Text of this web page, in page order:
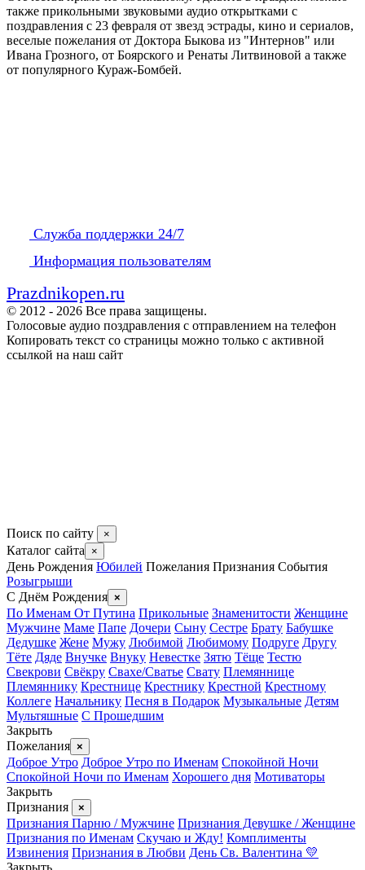
также прикольными звуковыми аудио открытками с
поздравления с 23 февраля от звезд эстрады, кино и сериалов,
веселые пожелания от Доктора Быкова из "Интернов" или
Ивана Грозного, от Боярского и Ренаты Литвиновой а также
от популярного Кураж-Бомбей.
Служба поддержки 24/7
Информация пользователям
Prazdnikopen.ru
© 2012 - 2026 Все права защищены.
Голосовые аудио поздравления с отправлением на телефон
Копировать текст со страницы можно только с активной
ссылкой на наш сайт
Поиск по сайту ×
Каталог сайта ×
День Рождения Юбилей Пожелания Признания События
Розыгрыши
С Днём Рождения ×
По Именам От Путина Прикольные Знаменитости Женщине
Мужчине Маме Папе Дочери Сыну Сестре Брату Бабушке
Дедушке Жене Мужу Любимой Любимому Подруге Другу
Тёте Дяде Внучке Внуку Невестке Зятю Тёще Тестю
Свекрови Свёкру Свахе/Сватье Свату Племяннице
Племяннику Крестнице Крестнику Крестной Крестному
Коллеге Начальнику Песня в Подарок Музыкальные Детям
Мультяшные С Прошедшим
Закрыть
Пожелания ×
Доброе Утро Доброе Утро по Именам Спокойной Ночи
Спокойной Ночи по Именам Хорошего дня Мотиваторы
Закрыть
Признания
×
Признания Парню / Мужчине Признания Девушке / Женщине
Признания по Именам Скучаю и Жду! Комплименты
Извинения Признания в Любви День Св. Валентина 💛
Закрыть